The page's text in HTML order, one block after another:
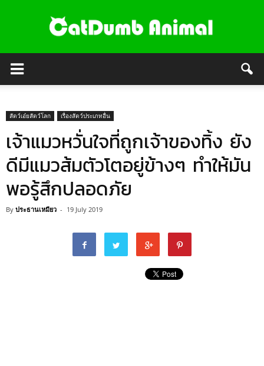
สัตว์เอ๋ยสัตว์โลก เรื่องสัตว์ประเภทอื่น
เจ้าแมวหวั่นใจที่ถูกเจ้าของทิ้ง ยัง
ดีมีแมวส้มตัวโตอยู่ข้างๆ ทำให้มัน
พอรู้สึกปลอดภัย
By ประธานเหมียว - 19 July 2019